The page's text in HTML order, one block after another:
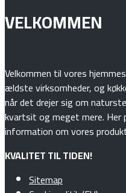
VELKOMMEN
Velkommen til vores
ældste virksomheder, og
når det drejer sig om
kvartsit og meget mere. Her
information om vores
KVALITET TIL TIDEN!
Sitemap